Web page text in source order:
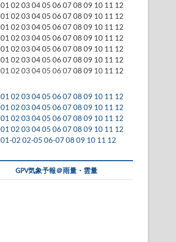
01 02 03 0405 06 07 08 09 10 11 12
01 02 03 0405 06 07 08 09 10 11 12
01 02 03 0405 06 07 08 09 10 11 12
01 02 03 0405 06 07 08 09 10 11 12
01 02 03 0405 06 07 08 09 10 11 12
01 02 03 0405 06 07 08 09 10 11 12
01 02 03 0405 06 07 08 09 10 11 12
01 02 03 0405 06 0708 09 10 11 12
01 02 03 0405 06 0708 09 10 11 12
01 02 03 0405 06 0708 09 10 11 12
01 02 03 0405 06 0708 09 10 11 12
01-02 02-05 06-0708 09 10 11 12
GPV気象予報＠雨量・雲量